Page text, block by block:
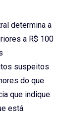
determina a
a R$ 100
suspeitos
do que
que indique
está